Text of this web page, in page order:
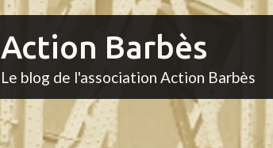
Action Barbès
Le blog de l'association Action Barbès